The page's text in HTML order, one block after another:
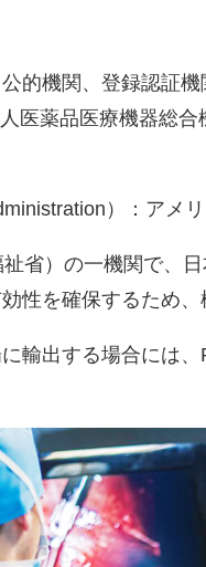
的機関、登録認証
医薬品医療機器総
）：アメ
省）の一機関で、
性を確保するため
輸出する場合には